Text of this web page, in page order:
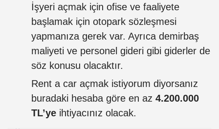
İşyeri açmak için ofise ve faaliyete
başlamak için otopark sözleşmesi
yapmanıza gerek var. Ayrıca demirbaş
maliyeti ve personel gideri gibi giderler de
söz konusu olacaktır.
Rent a car açmak istiyorum diyorsanız
buradaki hesaba göre en az 4.200.000
TL’ye ihtiyacınız olacak.